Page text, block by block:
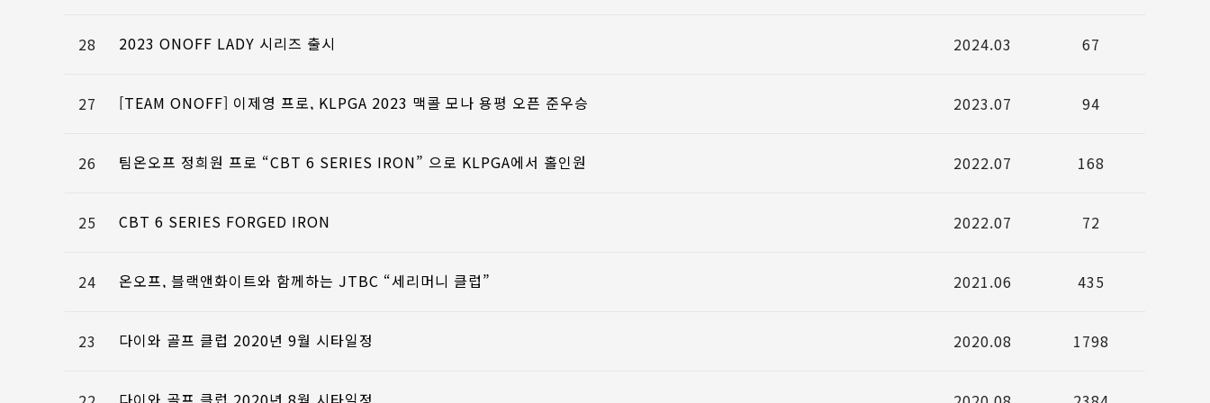
28 2023 ONOFF LADY 시리즈 출시 2024.03 67
27 [TEAM ONOFF] 이제영 프로, KLPGA 2023 맥콜 모나 용평 오픈 준우승 2023.07 94
26 팀온오프 정희원 프로 “CBT 6 SERIES IRON” 으로 KLPGA에서 홀인원 2022.07 168
25 CBT 6 SERIES FORGED IRON 2022.07 72
24 온오프, 블랙앤화이트와 함께하는 JTBC “세리머니 클럽” 2021.06 435
23 다이와 골프 클럽 2020년 9월 시타일정 2020.08 1798